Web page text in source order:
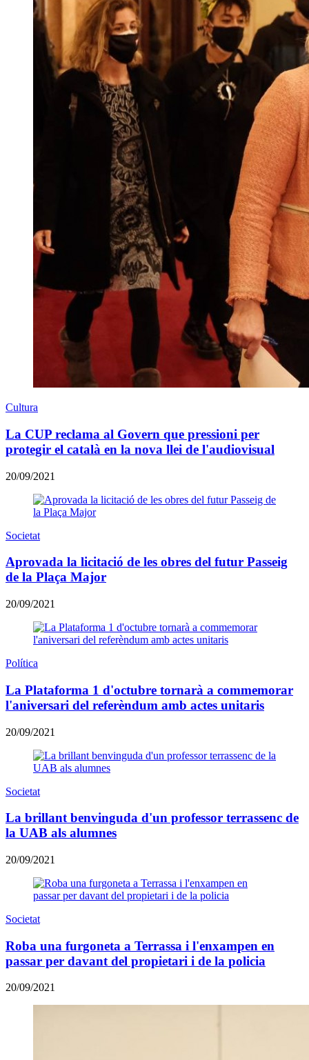
Cultura
La CUP reclama al Govern que pressioni per
protegir el català en la nova llei de l'audiovisual
20/09/2021
Societat
Aprovada la licitació de les obres del futur Passeig
de la Plaça Major
20/09/2021
Política
La Plataforma 1 d'octubre tornarà a commemorar
l'aniversari del referèndum amb actes unitaris
20/09/2021
Societat
La brillant benvinguda d'un professor terrassenc de
la UAB als alumnes
20/09/2021
Societat
Roba una furgoneta a Terrassa i l'enxampen en
passar per davant del propietari i de la policia
20/09/2021